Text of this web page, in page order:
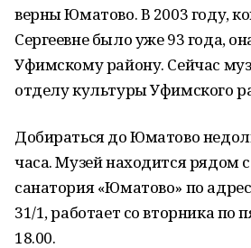
верны Юматово. В 2003 году,
Сергеевне было уже 93 года,
Уфимскому району. Сейчас
отделу культуры Уфимского
Добираться до Юматово
часа. Музей находится рядом
санатория «Юматово» по
31/1, работает со вторника по
18.00.